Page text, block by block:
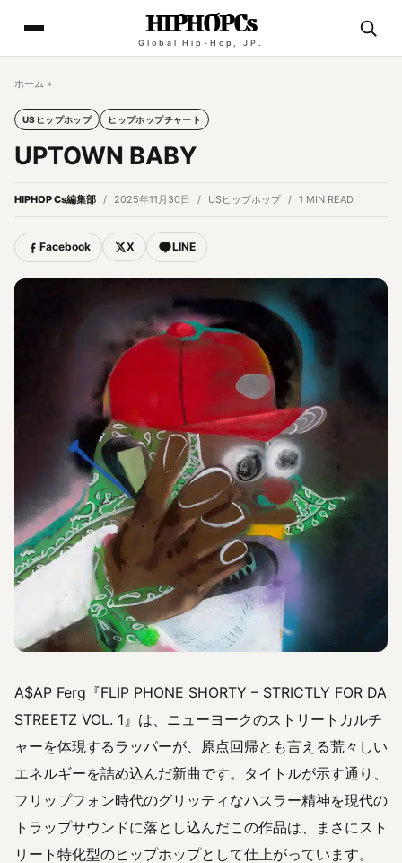
HIPHOPCs
Global Hip-Hop, JP.
ホーム »
USヒップホップ ヒップホップチャート
UPTOWN BABY
HIPHOP Cs編集部 2025年11月30日 USヒップホップ 1 MIN READ
Facebook X LINE
A$AP Ferg『FLIP PHONE SHORTY – STRICTLY FOR DA
STREETZ VOL. 1』は、ニューヨークのストリートカルチ
ャーを体現するラッパーが、原点回帰とも言える荒々しい
エネルギーを詰め込んだ新曲です。タイトルが示す通り、
フリップフォン時代のグリッティなハスラー精神を現代の
トラップサウンドに落とし込んだこの作品は、まさにスト
リート特化型のヒップホップとして仕上がっています。